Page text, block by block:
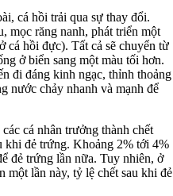
cá hồi trải qua sự thay đổi.
mọc răng nanh, phát triển một
cá hồi đực). Tất cả sẽ chuyển từ
ở biển sang một màu tối hơn.
đi đáng kinh ngạc, thỉnh thoảng
nước chảy nhanh và mạnh để
cá nhân trưởng thành chết
khi đẻ trứng. Khoảng 2% tới 4%
đẻ trứng lần nữa. Tuy nhiên, ở
một lần này, tỷ lệ chết sau khi đẻ